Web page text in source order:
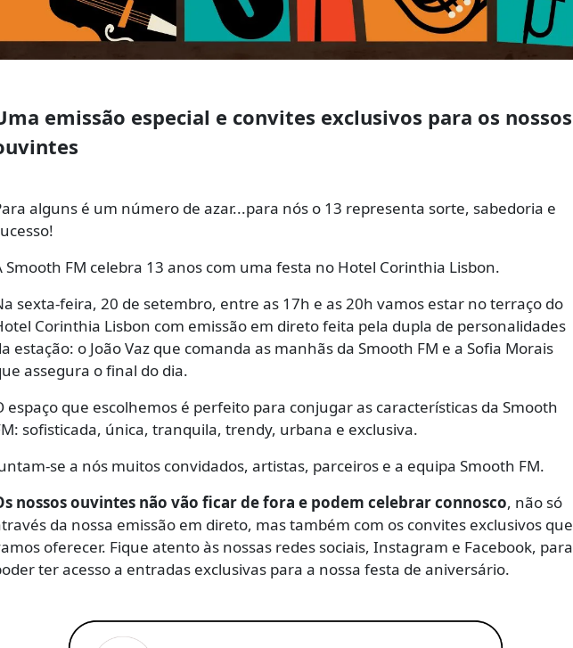
emissão especial e convites exclusivos para os nossos
alguns é um número de azar...para nós o 13 representa sorte, sabedoria e
Smooth FM celebra 13 anos com uma festa no Hotel Corinthia Lisbon.
sexta-feira, 20 de setembro, entre as 17h e as 20h vamos estar no terraço do
Corinthia Lisbon com emissão em direto feita pela dupla de personalidades
estação: o João Vaz que comanda as manhãs da Smooth FM e a Sofia Morais
assegura o final do dia.
espaço que escolhemos é perfeito para conjugar as características da Smooth
sofisticada, única, tranquila, trendy, urbana e exclusiva.
se a nós muitos convidados, artistas, parceiros e a equipa Smooth FM.
nossos ouvintes não vão ficar de fora e podem celebrar connosco, não só
da nossa emissão em direto, mas também com os convites exclusivos que
oferecer. Fique atento às nossas redes sociais, Instagram e Facebook, para
ter acesso a entradas exclusivas para a nossa festa de aniversário.